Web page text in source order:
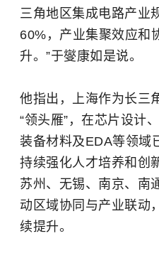
三角地区集成电路产业
60%，产业集聚效应和
升。”于燮康如是说。
他指出，上海作为长三
“领头雁”，在芯片设计
装备材料及EDA等领域
持续强化人才培养和创
苏州、无锡、南京、南
动区域协同与产业联动
续提升。